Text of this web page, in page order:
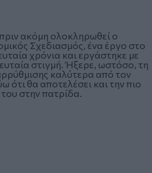
ακόμη ολοκληρωθεί ο
Σχεδιασμός, ένα έργο στο
χρόνια και εργάστηκε με
στιγμή. Ήξερε, ωστόσο, τη
καλύτερα από τον
ότι θα αποτελέσει και την πιο
στην πατρίδα.